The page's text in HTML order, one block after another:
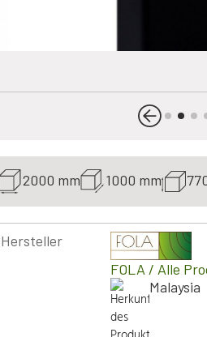
2000 mm 1000 mm
Hersteller
FOLA / Alle
Malaysia